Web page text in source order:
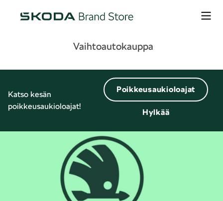
Vaihtoautokauppa
Katso kesän
poikkeusaukioloajat!
Poikkeusaukioloajat
Hylkää